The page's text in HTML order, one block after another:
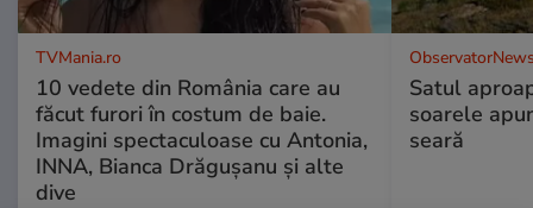
TVMania.ro
10 vedete din România care au
făcut furori în costum de baie.
Imagini spectaculoase cu Antonia,
INNA, Bianca Drăgușanu și alte
dive
Satul
soarele
seară